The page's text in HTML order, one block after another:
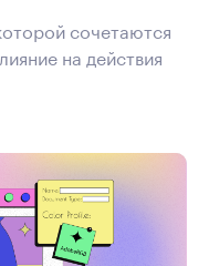
сочетаются
на действия